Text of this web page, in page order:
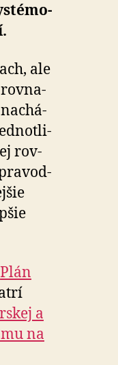
ale
rov­na­
rov­
Plán
a
na